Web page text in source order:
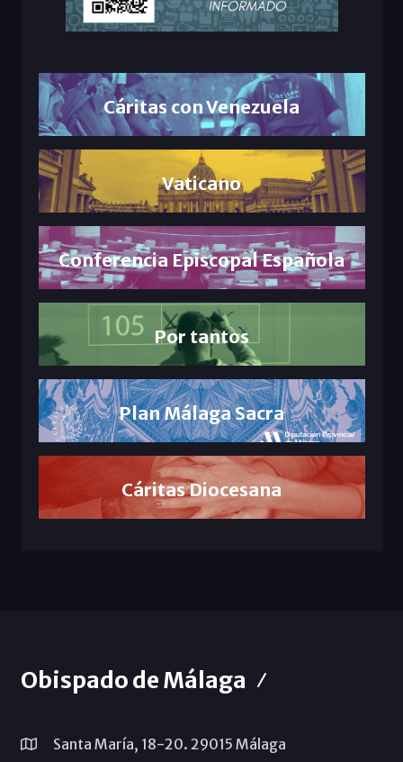
Cáritas con Venezuela
Vaticano
Conferencia Episcopal Española
Por tantos
Plan Málaga Sacra
Cáritas Diocesana
Obispado de Málaga
Santa María, 18-20. 29015 Málaga